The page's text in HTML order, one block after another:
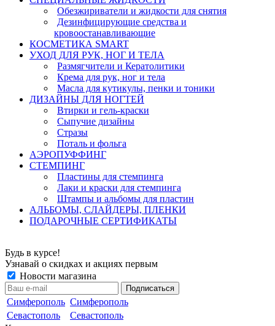
Обезжириватели и жидкости для снятия
Дезинфицирующие средства и
кровоостанавливающие
КОСМЕТИКА SMART
УХОД ДЛЯ РУК, НОГ И ТЕЛА
Размягчители и Кератолитики
Крема для рук, ног и тела
Масла для кутикулы, пенки и тоники
ДИЗАЙНЫ ДЛЯ НОГТЕЙ
Втирки и гель-краски
Сыпучие дизайны
Стразы
Поталь и фольга
АЭРОПУФФИНГ
СТЕМПИНГ
Пластины для стемпинга
Лаки и краски для стемпинга
Штампы и альбомы для пластин
АЛЬБОМЫ, СЛАЙДЕРЫ, ПЛЕНКИ
ПОДАРОЧНЫЕ СЕРТИФИКАТЫ
Будь в курсе!
Узнавай о скидках и акциях первым
Новости магазина
Симферополь Симферополь
Севастополь
Севастополь